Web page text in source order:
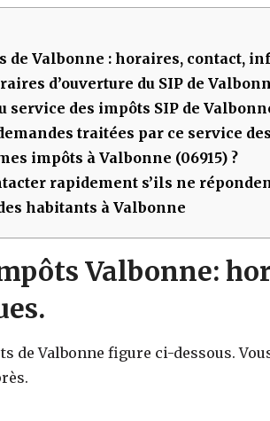
de Valbonne : horaires, contact,
d’ouverture du SIP de
service des impôts SIP de
traitées par ce service
impôts àValbonne (06915)?
rapidement s’ils ne
habitants à Valbonne
Valbonne:
deValbonne figure ci-dessous.